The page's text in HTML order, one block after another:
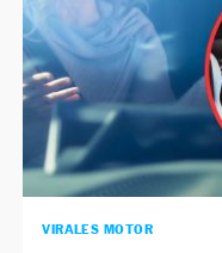
VIRALES MOTOR